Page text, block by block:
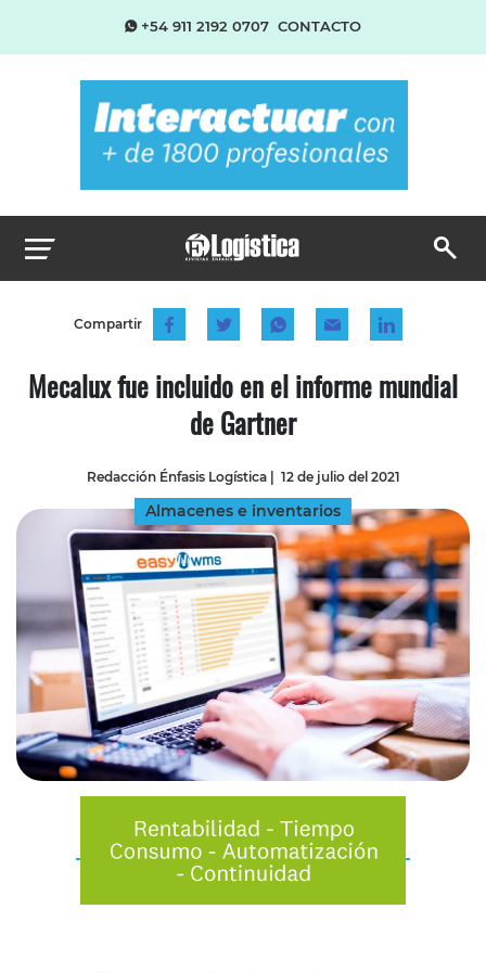
+54 911 2192 0707 CONTACTO
Compartir
Mecalux fue incluido en el informe mundial
de Gartner
Redacción Énfasis Logística| 12 de julio del 2021
Almacenes e inventarios